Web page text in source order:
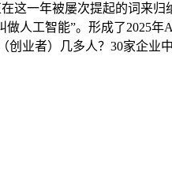
这一年被屡次提起的词来
人工智能”。形成了2025
创业者）几多人？30家企业中